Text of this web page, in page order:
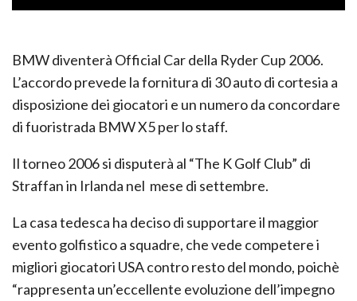
BMW diventerà Official Car della Ryder Cup 2006.
L’accordo prevede la fornitura di 30 auto di cortesia a
disposizione dei giocatori e un numero da concordare
di fuoristrada BMW X5 per lo staff.
Il torneo 2006 si disputerà al “The K Golf Club” di
Straffan in Irlanda nel mese di settembre.
La casa tedesca ha deciso di supportare il maggior
evento golfistico a squadre, che vede competere i
migliori giocatori USA contro resto del mondo, poichè
“rappresenta un’eccellente evoluzione dell’impegno